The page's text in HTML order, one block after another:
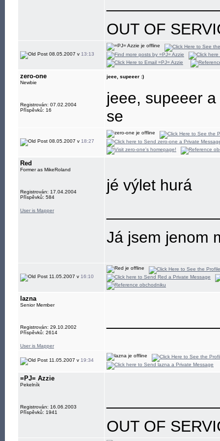
OUT OF
08.05.2007 v 13:13
zero-one
Newbie
Registrován: 07.02.2004
Příspěvků: 16
jeee, supeeer :)
jeee, supeeer
se
08.05.2007 v 18:27
Red
Former as MikeRoland
Registrován: 17.04.2004
Příspěvků: 584
User is Mapper
jé výlet hurá
Já jsem jenom
-----
Von: Ernst
Gesendet: 16-
11.05.2007 v 16:10
lazna
Senior Member
Registrován: 29.10.2002
Příspěvků: 2614
User is Mapper
11.05.2007 v 19:34
=PJ= Azzie
Pekelník
Registrován: 16.06.2003
Příspěvků: 1941
OUT OF